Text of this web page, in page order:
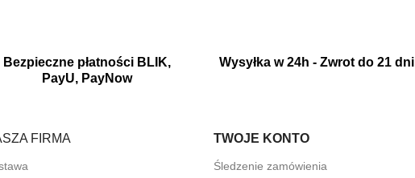
Bezpieczne płatności BLIK,
PayU, PayNow
Wysyłka w 24h - Zwrot do 21 dni
FIRMA TWOJE KONTO
Śledzenie zamówienia